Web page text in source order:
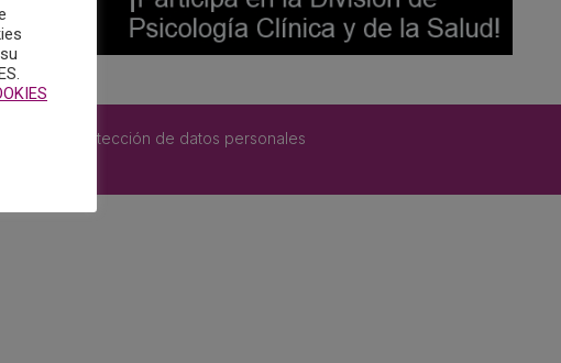
con la protección de datos personales